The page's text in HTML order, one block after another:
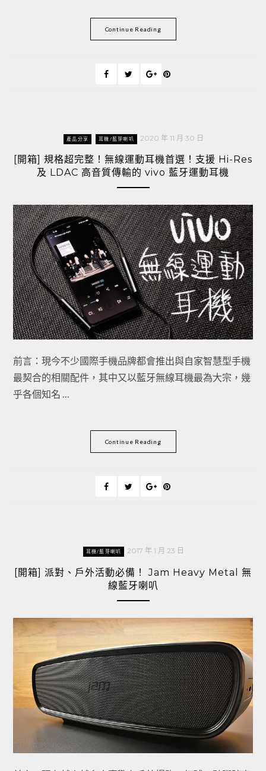
Continue Reading
產品分享 耳機/藍芽喇叭 2020 年 11 月 30 日
[開箱] 規格超完整！無線運動耳機首選！支援 Hi-Res
及 LDAC 高音質傳輸的 vivo 藍牙運動耳機
前言：現今不少國際手機品牌都會推出與自家智慧型手機
最契合的相關配件，其中又以藍牙無線耳機最為大宗，幾
乎各個知名 …
Continue Reading
耳機/藍芽喇叭 2017 年 1 月 23 日
[開箱] 派對、戶外活動必備！ Jam Heavy Metal 無
線藍牙喇叭